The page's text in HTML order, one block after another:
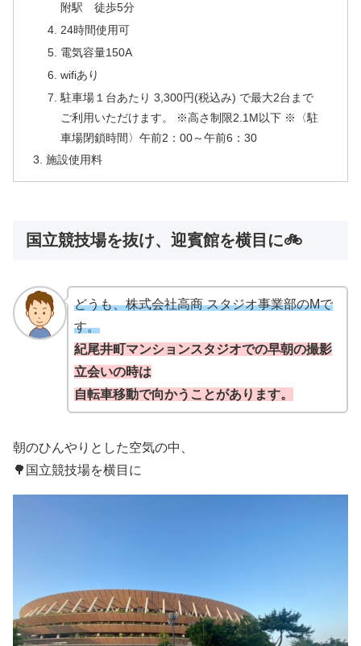
附駅 徒歩5分
24時間使用可
電気容量150A
wifiあり
駐車場１台あたり 3,300円(税込み) で最大2台まで
ご利用いただけます。 ※高さ制限2.1M以下 ※〈駐
車場閉鎖時間〉午前2：00～午前6：30
施設使用料
国立競技場を抜け、迎賓館を横目に🚲️
どうも、株式会社高商 スタジオ事業部のMで
す。
紀尾井町マンションスタジオでの早朝の撮影
立会いの時は
自転車移動で向かうことがあります。
朝のひんやりとした空気の中、
🌳国立競技場を横目に